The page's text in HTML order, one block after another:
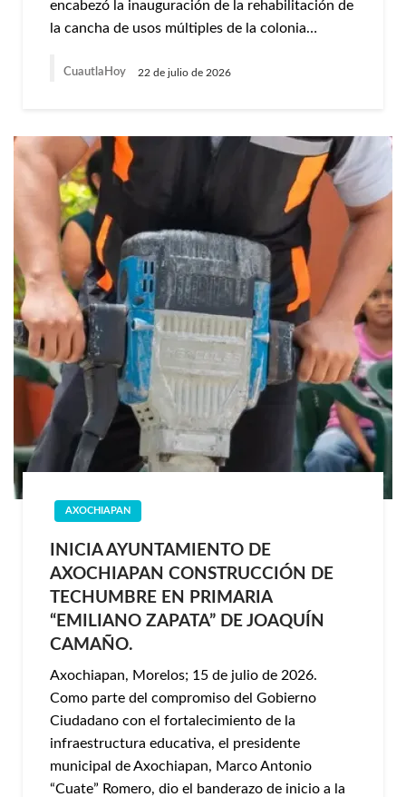
encabezó la inauguración de la rehabilitación de
la cancha de usos múltiples de la colonia…
CuautlaHoy 22 de julio de 2026
AXOCHIAPAN
INICIA AYUNTAMIENTO DE
AXOCHIAPAN CONSTRUCCIÓN DE
TECHUMBRE EN PRIMARIA
“EMILIANO ZAPATA” DE JOAQUÍN
CAMAÑO.
Axochiapan, Morelos; 15 de julio de 2026.
Como parte del compromiso del Gobierno
Ciudadano con el fortalecimiento de la
infraestructura educativa, el presidente
municipal de Axochiapan, Marco Antonio
“Cuate” Romero, dio el banderazo de inicio a la